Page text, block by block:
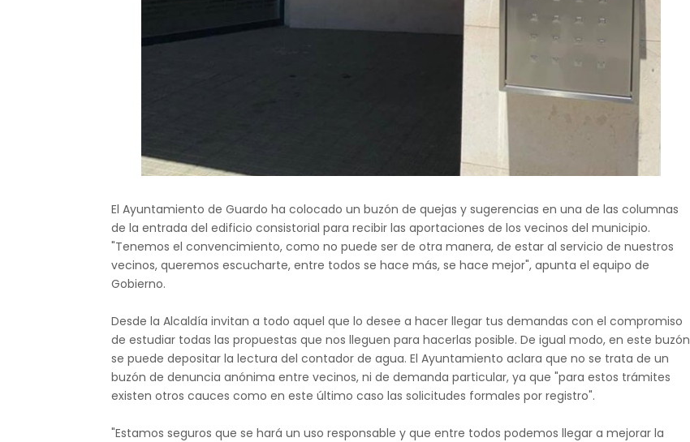
El Ayuntamiento de Guardo ha colocado un buzón de quejas y sugerencias en una de las columnas
de la entrada del edificio consistorial para recibir las aportaciones de los vecinos del municipio.
"Tenemos el convencimiento, como no puede ser de otra manera, de estar al servicio de nuestros
vecinos, queremos escucharte, entre todos se hace más, se hace mejor", apunta el equipo de
Gobierno.
Desde la Alcaldía invitan a todo aquel que lo desee a hacer llegar tus demandas con el compromiso
de estudiar todas las propuestas que nos lleguen para hacerlas posible. De igual modo, en este buzón
se puede depositar la lectura del contador de agua. El Ayuntamiento aclara que no se trata de un
buzón de denuncia anónima entre vecinos, ni de demanda particular, ya que "para estos trámites
existen otros cauces como en este último caso las solicitudes formales por registro".
"Estamos seguros que se hará un uso responsable y que entre todos podemos llegar a mejorar la